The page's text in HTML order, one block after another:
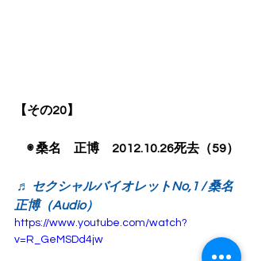
【その20】
◉ 桑名　正博　2012.10.26死去（59）
♬ セクシャルバイオレットNo,1 / 桑名
正博（Audio）
https://www.youtube.com/watch?
v=R_GeMSDd4jw